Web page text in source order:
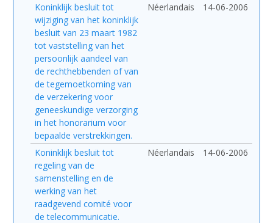
Koninklijk besluit tot
wijziging van het koninklijk
besluit van 23 maart 1982
tot vaststelling van het
persoonlijk aandeel van
de rechthebbenden of van
de tegemoetkoming van
de verzekering voor
geneeskundige verzorging
in het honorarium voor
bepaalde verstrekkingen.
Néerlandais 14-06-2006
Koninklijk besluit tot
regeling van de
samenstelling en de
werking van het
raadgevend comité voor
de telecommunicatie.
Néerlandais 14-06-2006